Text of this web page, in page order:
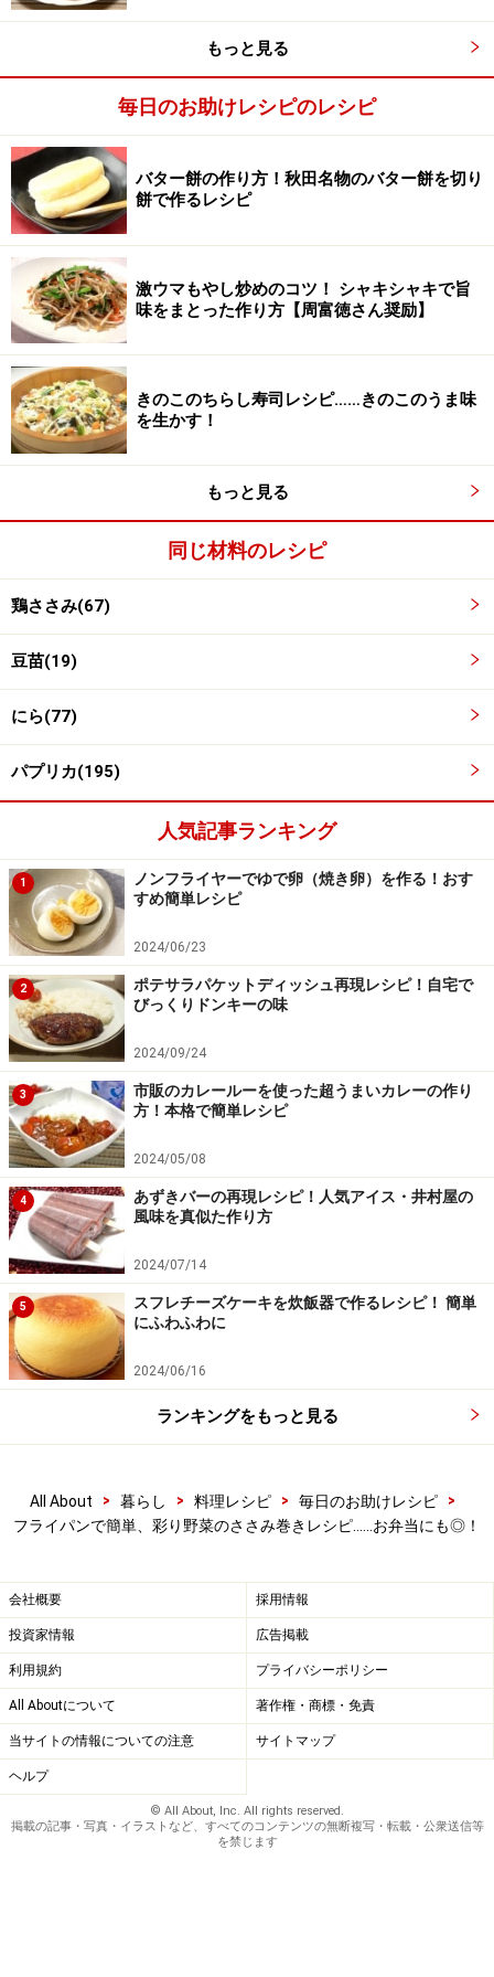
3
野菜をのせて巻く
肉の上に野菜を平らにのせて、手前から向こう側へ巻い
ていく。
4
野菜をおさえながら巻いていく
野菜を指先でおさえながら、巻きこむ。
5
他の野菜も巻く
もっと見る
毎日のお助けレシピのレシピ
バター餅の作り方！秋田名物のバター餅を切り
餅で作るレシピ
激ウマもやし炒めのコツ！ シャキシャキで旨
味をまとった作り方【周富徳さん奨励】
きのこのちらし寿司レシピ……きのこのうま味
を生かす！
もっと見る
同じ材料のレシピ
鶏ささみ(67)
豆苗(19)
にら(77)
パプリカ(195)
人気記事ランキング
1
ノンフライヤーでゆで卵（焼き卵）を作る！おす
すめ簡単レシピ
2024/06/23
2
ポテサラパケットディッシュ再現レシピ！自宅で
びっくりドンキーの味
2024/09/24
3
市販のカレールーを使った超うまいカレーの作り
方！本格で簡単レシピ
2024/05/08
4
あずきバーの再現レシピ！人気アイス・井村屋の
風味を真似た作り方
2024/07/14
5
スフレチーズケーキを炊飯器で作るレシピ！ 簡単
にふわふわに
2024/06/16
ランキングをもっと見る
All About > 暮らし > 料理レシピ > 毎日のお助けレシピ
>
フライパンで簡単、彩り野菜のささみ巻きレシピ……お弁当にも◎！
会社概要 採用情報
投資家情報 広告掲載
利用規約 プライバシーポリシー
All Aboutについて 著作権・商標・免責
当サイトの情報についての注意 サイトマップ
ヘルプ
© All About, Inc. All rights reserved.
掲載の記事・写真・イラストなど、すべてのコンテンツの無断複写・転載・公衆送信等
を禁じます